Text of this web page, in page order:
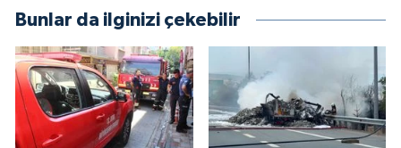
Bunlar da ilginizi çekebilir